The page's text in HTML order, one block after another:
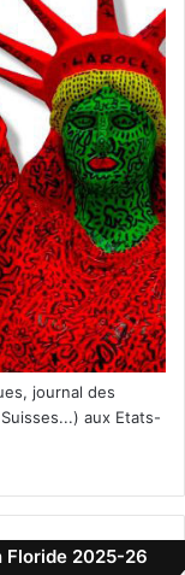
aventure.
pesanteet
il n’est pas
choisissent
ensoleillé, sa
fiscaux, la Floride
pour ceux qui
et… plus au
en Floride, ne
de ce que
journal des
aux Etats-
Floride 2025-26